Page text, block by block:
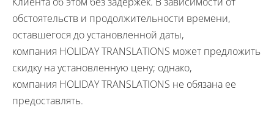
обстоятельств и продолжительности времени,
оставшегося до установленной даты,
компания HOLIDAYTRANSLATIONS может предложить
скидку на установленную цену; однако,
компания HOLIDAYTRANSLATIONS не обязана ее
предоставлять.